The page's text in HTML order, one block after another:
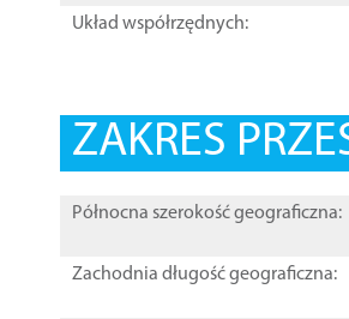
Układ współrzędnych:
ZAKRES
Północna szerokość geograficzna:
Zachodnia długość geograficzna: